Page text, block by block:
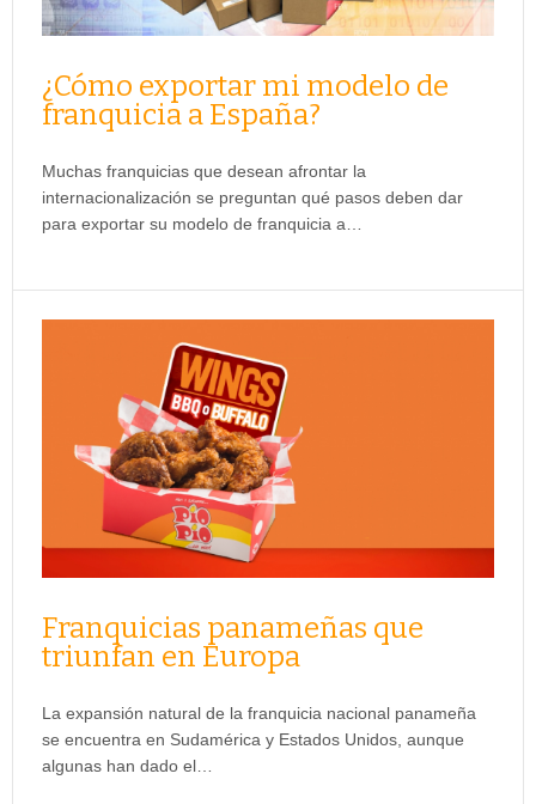
¿Cómo exportar mi modelo de
franquicia a España?
Muchas franquicias que desean afrontar la
internacionalización se preguntan qué pasos deben dar
para exportar su modelo de franquicia a…
Franquicias panameñas que
triunfan en Europa
La expansión natural de la franquicia nacional panameña
se encuentra en Sudamérica y Estados Unidos, aunque
algunas han dado el…